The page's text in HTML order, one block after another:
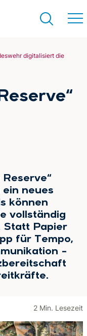
digitalisiert die
neues
können
vollständig
Statt Papier
für Tempo,
–
2 Min. Lesezeit